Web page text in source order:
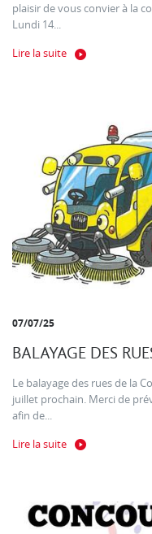
plaisir de vous convier à la
Lundi 14...
Lire la suite
07/07/25
BALAYAGE DES
Le balayage des rues de la
juillet prochain. Merci de
afin de...
Lire la suite